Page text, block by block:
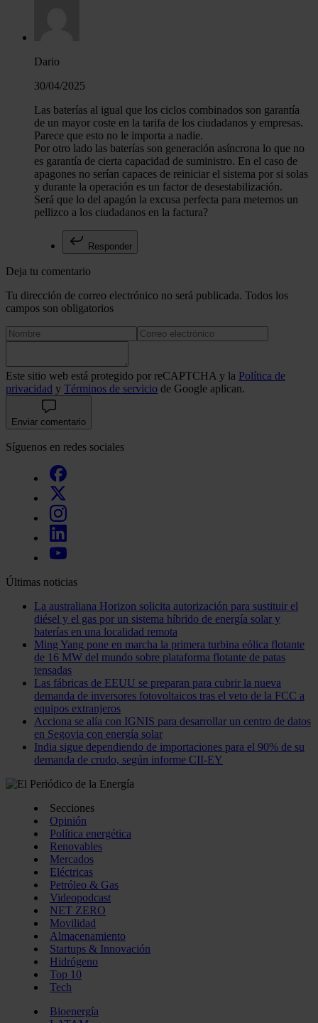
Dario
30/04/2025
Las baterías al igual que los ciclos combinados son garantía
de un mayor coste en la tarifa de los ciudadanos y empresas.
Parece que esto no le importa a nadie.
Por otro lado las baterías son generación asíncrona lo que no
es garantía de cierta capacidad de suministro. En el caso de
apagones no serían capaces de reiniciar el sistema por si solas
y durante la operación es un factor de desestabilización.
Será que lo del apagón la excusa perfecta para meternos un
pellizco a los ciudadanos en la factura?
Responder
Deja tu comentario
Tu dirección de correo electrónico no será publicada. Todos los
campos son obligatorios
Este sitio web está protegido por reCAPTCHA y la Política de
privacidad y Términos de servicio de Google aplican.
Enviar comentario
Síguenos en redes sociales
Últimas noticias
La australiana Horizon solicita autorización para sustituir el
diésel y el gas por un sistema híbrido de energía solar y
baterías en una localidad remota
Ming Yang pone en marcha la primera turbina eólica flotante
de 16 MW del mundo sobre plataforma flotante de patas
tensadas
Las fábricas de EEUU se preparan para cubrir la nueva
demanda de inversores fotovoltaicos tras el veto de la FCC a
equipos extranjeros
Acciona se alía con IGNIS para desarrollar un centro de datos
en Segovia con energía solar
India sigue dependiendo de importaciones para el 90% de su
demanda de crudo, según informe CII-EY
Secciones
Opinión
Política energética
Renovables
Mercados
Eléctricas
Petróleo & Gas
Videopodcast
NET ZERO
Movilidad
Almacenamiento
Startups & Innovación
Hidrógeno
Top 10
Tech
Bioenergía